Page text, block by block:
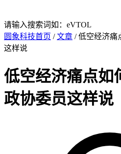
请输入搜索词如：eVTOL
圆象科技首页 /文章 / 低空经济痛
这样说
低空经济痛点如
政协委员这样说